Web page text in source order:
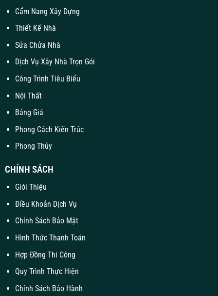
Cẩm Nang Xây Dựng
Thiết Kế Nhà
Sửa Chửa Nhà
Dịch Vụ Xây Nhà Trọn Gói
Công Trình Tiêu Biểu
Nội Thất
Bảng Giá
Phong Cách Kiến Trúc
Phong Thủy
CHÍNH SÁCH
Giới Thiệu
Điều Khoản Dịch Vụ
Chính Sách Bảo Mật
Hình Thức Thanh Toán
Hợp Đồng Thi Công
Quy Trình Thực Hiện
Chính Sách Bảo Hành